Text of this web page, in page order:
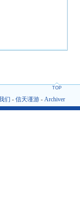
TOP
们 - 信天谨游 - Archiver